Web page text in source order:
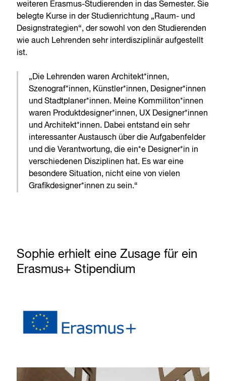
weiteren Erasmus-Studierenden in das Semester. Sie
belegte Kurse in der Studienrichtung „Raum- und
Designstrategien“, der sowohl von den Studierenden
wie auch Lehrenden sehr interdisziplinär aufgestellt
ist.
„Die Lehrenden waren Architekt*innen,
Szenograf*innen, Künstler*innen, Designer*innen
und Stadtplaner*innen. Meine Kommiliton*innen
waren Produktdesigner*innen, UX Designer*innen
und Architekt*innen. Dabei entstand ein sehr
interessanter Austausch über die Aufgabenfelder
und die Verantwortung, die ein*e Designer*in in
verschiedenen Disziplinen hat. Es war eine
besondere Situation, nicht eine von vielen
Grafikdesigner*innen zu sein.“
Sophie erhielt eine Zusage für ein
Erasmus+ Stipendium